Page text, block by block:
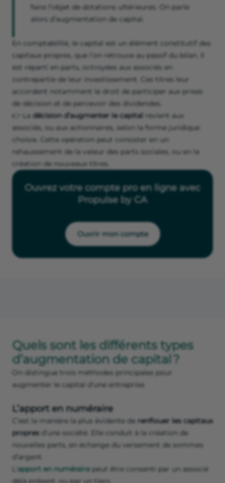
faire l’objet de dotations ultérieures. On parle
alors d’augmentation de capital.
En comptabilité, le capital est un élément constitutif des
capitaux propres, que l’on retrouve au passif du bilan. Il
est réparti en parts, octroyées aux associés en
contrepartie de leur investissement. Ces titres leur
accordent notamment le droit de participer aux prises
de décision et de percevoir des dividendes.
👉 La décision d’augmenter le capital revient aux
associés, ou aux actionnaires, selon la forme juridique
choisie. Cette opération peut consister en un
rehaussement de la valeur des parts sociales, ou en la
création de nouveaux titres.
Ouvrez votre compte pro en ligne avec
Propulse by CA
Ouvrir mon compte
Quels sont les différents types
d’augmentation de capital ?
On distingue trois méthodes principales pour
augmenter le capital d’une entreprise.
L’apport en numéraire
C’est la manière la plus évidente de renflouer les capitaux
propres d’une société. Elle conduit à la création de
nouvelles parts, en échange du versement de sommes
d’argent.
apport en numérairepeut être consenti par un associé
déjà présent, ou par un tiers.